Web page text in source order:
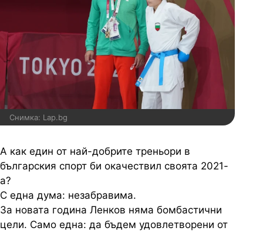
Снимка: Lap.bg
А как един от най-добрите треньори в
българския спорт би окачествил своята 2021-
а?
С една дума: незабравима.
За новата година Ленков няма бомбастични
цели. Само една: да бъдем удовлетворени от